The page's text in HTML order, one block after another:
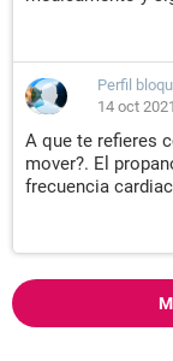
Perfil
14 oct
A que te refieres
mover?. El
frecuencia